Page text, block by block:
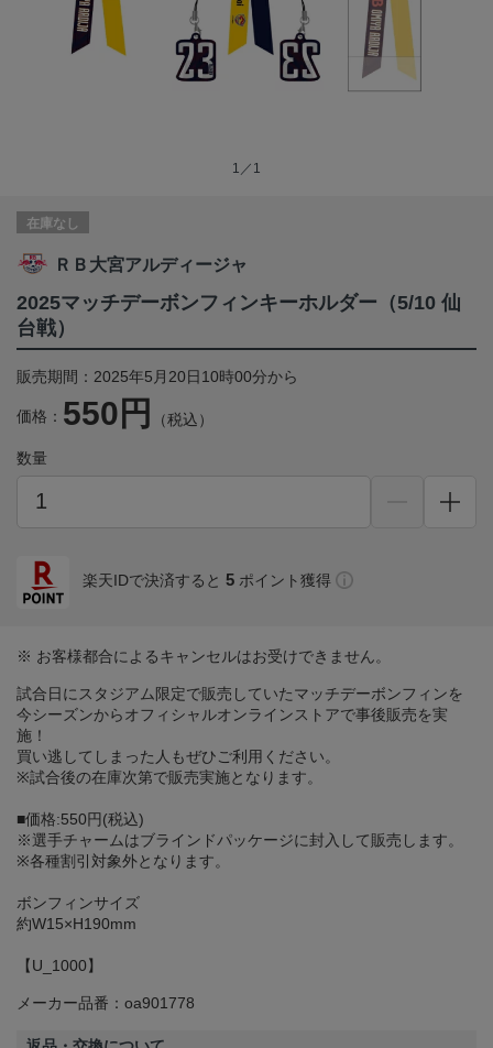
1／1
在庫なし
ＲＢ大宮アルディージャ
2025マッチデーボンフィンキーホルダー（5/10 仙
台戦）
販売期間：2025年5月20日10時00分から
価格： 550円 （税込）
数量
楽天IDで決済すると 5 ポイント獲得
※ お客様都合によるキャンセルはお受けできません。
試合日にスタジアム限定で販売していたマッチデーボンフィンを
今シーズンからオフィシャルオンラインストアで事後販売を実
施！
買い逃してしまった人もぜひご利用ください。
※試合後の在庫次第で販売実施となります。
■価格:550円(税込)
※選手チャームはブラインドパッケージに封入して販売します。
※各種割引対象外となります。
ボンフィンサイズ
約W15×H190mm
【U_1000】
メーカー品番：oa901778